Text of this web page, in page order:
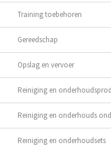
Training toebehoren
Gereedschap
Opslag en vervoer
Reiniging en
Reiniging en onderhouds
Reiniging en onderhoudsets